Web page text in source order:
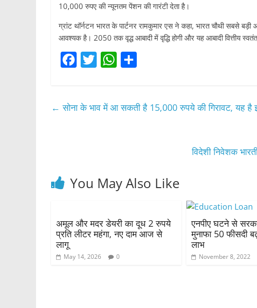
10,000 रुपए की न्यूनतम पेंशन की गारंटी देता है।
ग्रांट थॉर्नटन भारत के पार्टनर रामकुमार एस ने कहा, भारत चौथी सबसे
आवश्यक है। 2050 तक वृद्ध आबादी में वृद्धि होगी और यह आबादी वित्तीय
F
e
T
er
W
s e
← सोना के भाव में आ सकती है 15,000 रुपये की गिरावट, यह है
विदेशी निवेशक
You May Also Like
अमूल और मदर डेयरी का दूध 2 रुपये
प्रति लीटर महंगा, नए दाम आज से
लागू
May 14, 2026 0
एनपीए घटने से
मुनाफा 50 फीसदी
लाभ
November 8, 2022